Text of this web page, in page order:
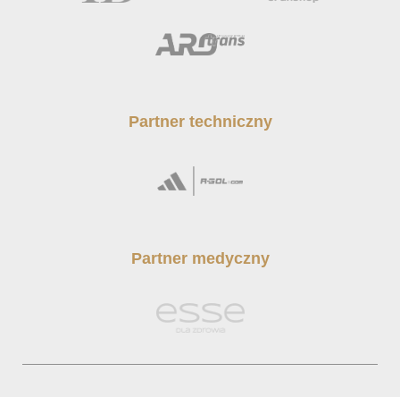
Partner techniczny
Partner medyczny